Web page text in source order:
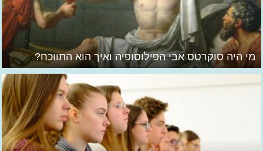
מי היה סוקרטס אבי הפילוסופיה ואיך הוא התווכח?